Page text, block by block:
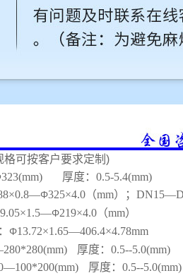
格可按客户要求定制)
厚度：0.5-5.4(mm)
Φ325×4.0（mm）；
Φ219×4.0（mm）
Φ13.72×1.65—406.4×4.78mm
厚度：0.5--5.0(mm)
厚度：0.5--5.0(mm)